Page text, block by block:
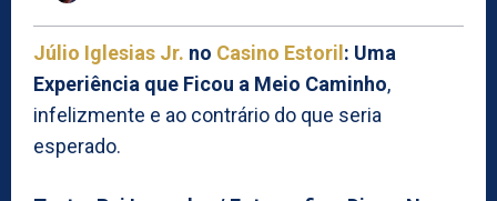
Júlio Iglesias Jr. no Casino Estoril : Uma
Experiência que Ficou a Meio Caminho,
infelizmente e ao contrário do que seria
esperado.